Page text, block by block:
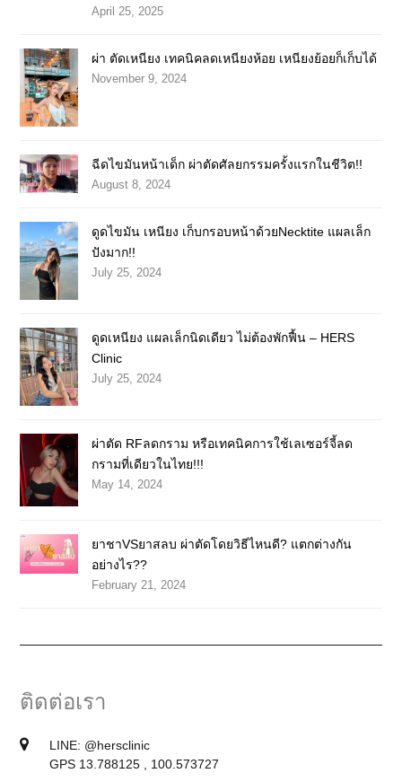
April 25, 2025
ผ่า ตัดเหนียง เทคนิคลดเหนียงห้อย เหนียงย้อยก็เก็บได้
November 9, 2024
ฉีดไขมันหน้าเด็ก ผ่าตัดศัลยกรรมครั้งแรกในชีวิต!!
August 8, 2024
ดูดไขมัน เหนียง เก็บกรอบหน้าด้วยNecktite แผลเล็ก
ปังมาก!!
July 25, 2024
ดูดเหนียง แผลเล็กนิดเดียว ไม่ต้องพักฟื้น – HERS
Clinic
July 25, 2024
ผ่าตัด RFลดกราม หรือเทคนิคการใช้เลเซอร์จี้ลด
กรามที่เดียวในไทย!!!
May 14, 2024
ยาชาVSยาสลบ ผ่าตัดโดยวิธีไหนดี? แตกต่างกัน
อย่างไร??
February 21, 2024
ติดต่อเรา
LINE: @hersclinic
GPS 13.788125 , 100.573727